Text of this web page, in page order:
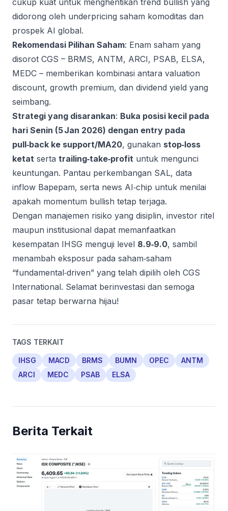
cukup kuat untuk menghentikan trend bullish yang
didorong oleh underpricing saham komoditas dan
prospek AI global.
Rekomendasi Pilihan Saham: Enam saham yang
disorot CGS – BRMS, ANTM, ARCI, PSAB, ELSA,
MEDC – memberikan kombinasi antara valuation
discount, growth premium, dan dividend yield yang
seimbang.
Strategi yang disarankan: Buka posisi kecil pada
hari Senin (5 Jan 2026) dengan entry pada
pull‑back ke support/MA20, gunakan stop‑loss
ketat serta trailing‑take‑profit untuk mengunci
keuntungan. Pantau perkembangan SAL, data
inflow Bapepam, serta news AI‑chip untuk menilai
apakah momentum bullish tetap terjaga.
Dengan manajemen risiko yang disiplin, investor ritel
maupun institusional dapat memanfaatkan
kesempatan IHSG menguji level 8.9‑9.0, sambil
menambah eksposur pada saham‑saham
“fundamental‑driven” yang telah dipilih oleh CGS
International. Selamat berinvestasi dan semoga
pasar tetap berwarna hijau!
TAGS TERKAIT
IHSG MACD BRMS BUMN OPEC
ANTM
ARCI
MEDC PSAB ELSA
Berita Terkait